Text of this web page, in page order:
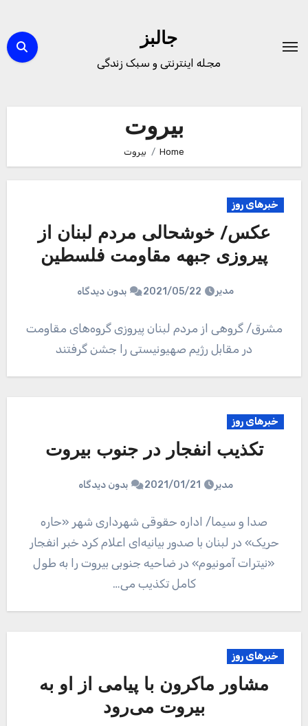
content
جالبز
مجله اینترنتی و سبک زندگی
بیروت
Home بیروت
خبرهای روز
عکس/ خوشحالی مردم لبنان از
پیروزی جبهه مقاومت فلسطین
مدیر 2021/05/22 بدون دیدگاه
مشرق/ گروهی از مردم لبنان پیروزی گروه‌های مقاومت
در مقابل رژیم صهیونیستی را جشن گرفتند
خبرهای روز
تکذیب انفجار در جنوب بیروت
مدیر 2021/01/21 بدون دیدگاه
صدا و سیما/ اداره حقوقی شهرداری شهر «حاره
حریک» در لبنان با صدور بیانیه‌ای اعلام کرد خبر انفجار
«نیترات آمونیوم» در ضاحیه جنوبی بیروت را به طول
کامل تکذیب می…
خبرهای روز
مشاور ماکرون با پیامی از او به
بیروت می‌رود